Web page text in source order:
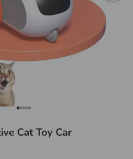
Go to item 1
Go to item 2
Go to item 3
Go to item 4
Go to item 5
Cat Toy Car